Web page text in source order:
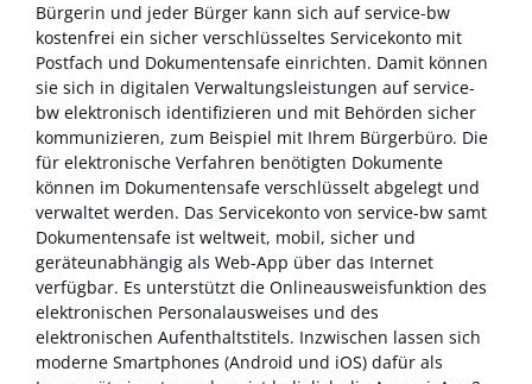
Bürgerin und jeder Bürger kann sich auf service-bw
kostenfrei ein sicher verschlüsseltes Servicekonto mit
Postfach und Dokumentensafe einrichten. Damit können
sie sich in digitalen Verwaltungsleistungen auf service-
bw elektronisch identifizieren und mit Behörden sicher
kommunizieren, zum Beispiel mit Ihrem Bürgerbüro. Die
für elektronische Verfahren benötigten Dokumente
können im Dokumentensafe verschlüsselt abgelegt und
verwaltet werden. Das Servicekonto von service-bw samt
Dokumentensafe ist weltweit, mobil, sicher und
geräteunabhängig als Web-App über das Internet
verfügbar. Es unterstützt die Onlineausweisfunktion des
elektronischen Personalausweises und des
elektronischen Aufenthaltstitels. Inzwischen lassen sich
moderne Smartphones (Android und iOS) dafür als